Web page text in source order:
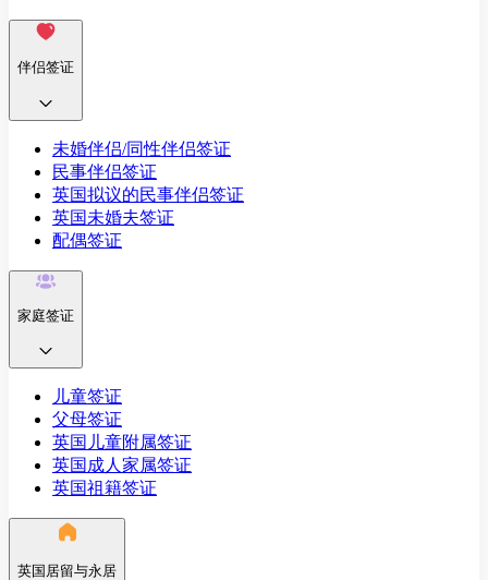
伴侣签证
未婚伴侣/同性伴侣签证
民事伴侣签证
英国拟议的民事伴侣签证
英国未婚夫签证
配偶签证
家庭签证
儿童签证
父母签证
英国儿童附属签证
英国成人家属签证
英国祖籍签证
英国居留与永居